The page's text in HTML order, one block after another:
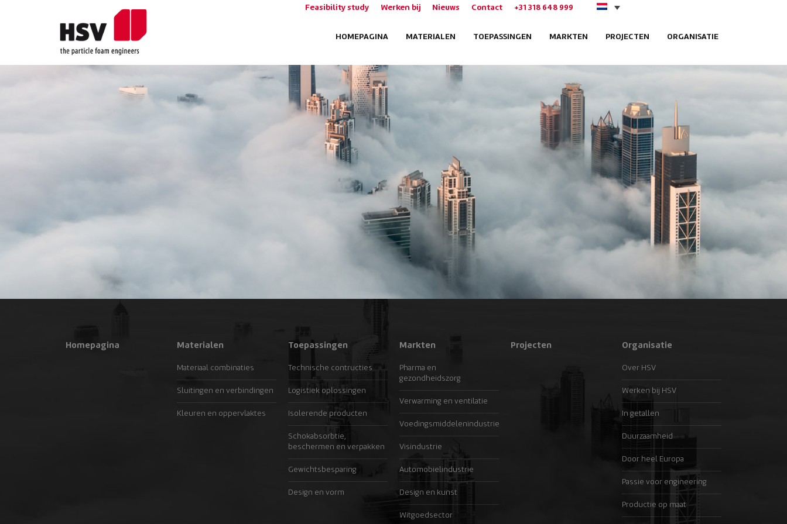
Feasibility study Werken bij Nieuws Contact +31 318 648 999
HOMEPAGINA MATERIALEN TOEPASSINGEN MARKTEN PROJECTEN ORGANISATIE
Homepagina Materialen
Materiaal combinaties
Sluitingen en verbindingen
Kleuren en oppervlaktes
Toepassingen
Technische contructies
Logistiek oplossingen
Isolerende producten
Schokabsorbtie,
beschermen en verpakken
Gewichtsbesparing
Design en vorm
Markten
Pharma en
gezondheidszorg
Verwarming en ventilatie
Voedingsmiddelenindustrie
Visindustrie
Automobielindustrie
Design en kunst
Witgoedsector
Projecten Organisatie
Over HSV
Werken bij HSV
In getallen
Duurzaamheid
Door heel Europa
Passie voor engineering
Productie op maat